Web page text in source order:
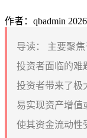
作者：qbadmin
导读：
主要聚
投资者面临的难
投资者带来了极
易实现资产增值
使其资金流动性